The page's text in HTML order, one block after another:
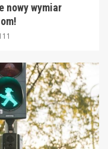
nowy wymiar